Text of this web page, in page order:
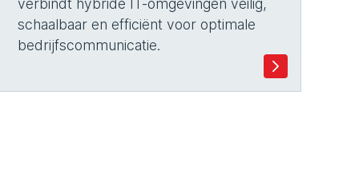
verbindt hybride IT-omgevingen veilig,
schaalbaar en efficiënt voor optimale
bedrijfscommunicatie.